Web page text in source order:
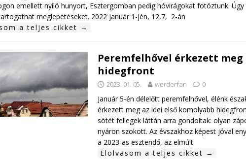
emellett nyíló hunyort, Esztergomban pedig hóvirágokat fotóztunk. Úgy
meglepetéseket. 2022 január 1-jén, 12,7, 2-án
a teljes cikket →
Peremfelhővel érkezett meg
hidegfront
2023. 01. 05. werderfan 0
Január 5-én délelőtt peremfelhővel, élénk
érkezett meg az idei első komolyabb
sötét fellegek láttán arra gondoltak: olyan
nyáron szokott. Az évszakhoz képest jóval
a 2023-as esztendő, az elmúlt
Elolvasom a teljes cikket →